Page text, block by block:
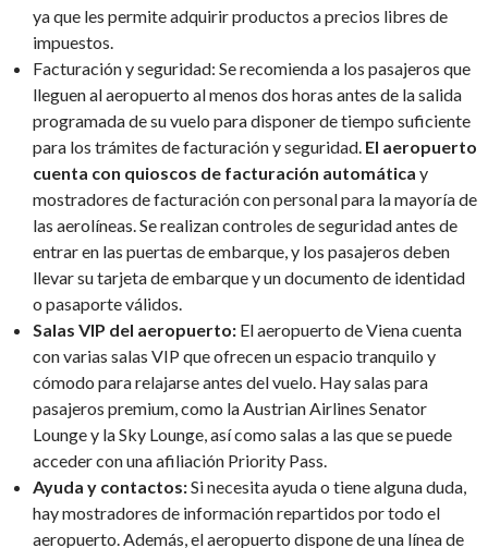
ya que les permite adquirir productos a precios libres de
impuestos.
Facturación y seguridad: Se recomienda a los pasajeros que
lleguen al aeropuerto al menos dos horas antes de la salida
programada de su vuelo para disponer de tiempo suficiente
para los trámites de facturación y seguridad. El aeropuerto
cuenta con quioscos de facturación automática y
mostradores de facturación con personal para la mayoría de
las aerolíneas. Se realizan controles de seguridad antes de
entrar en las puertas de embarque, y los pasajeros deben
llevar su tarjeta de embarque y un documento de identidad
o pasaporte válidos.
Salas VIP del aeropuerto: El aeropuerto de Viena cuenta
con varias salas VIP que ofrecen un espacio tranquilo y
cómodo para relajarse antes del vuelo. Hay salas para
pasajeros premium, como la Austrian Airlines Senator
Lounge y la Sky Lounge, así como salas a las que se puede
acceder con una afiliación Priority Pass.
Ayuda y contactos:Si necesita ayuda o tiene alguna duda,
hay mostradores de información repartidos por todo el
aeropuerto. Además, el aeropuerto dispone de una línea de